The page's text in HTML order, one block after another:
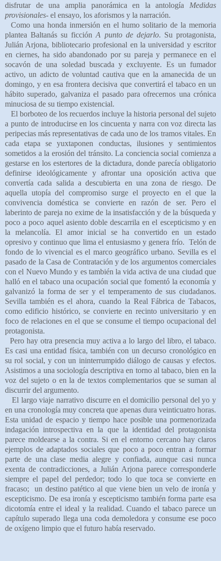
disfrutar de una amplia panorámica en la antología Medidas
provisionales- el ensayo, los aforismos y la narración.
Como una honda inmersión en el humo solitario de la memoria
plantea Baltanás su ficciónA punto de dejarlo. Su protagonista,
Julián Arjona, bibliotecario profesional en la universidad y escritor
en ciernes, ha sido abandonado por su pareja y permanece en el
socavón de una soledad buscada y excluyente. Es un fumador
activo, un adicto de voluntad cautiva que en la amanecida de un
domingo, y en esa frontera decisiva que convertirá el tabaco en un
hábito superado, galvaniza el pasado para ofrecernos una crónica
minuciosa de su tiempo existencial.
El borboteo de los recuerdos incluye la historia personal del sujeto
a punto de introducirse en los cincuenta y narra con voz directa las
peripecias más representativas de cada uno de los tramos vitales. En
cada etapa se yuxtaponen conductas, ilusiones y sentimientos
sometidos a la erosión del tránsito. La conciencia social comienza a
gestarse en los estertores de la dictadura, donde parecía obligatorio
definirse ideológicamente y afrontar una oposición activa que
convertía cada salida a descubierta en una zona de riesgo. De
aquella utopía del compromiso surge el proyecto en el que la
convivencia doméstica se convierte en razón de ser. Pero el
laberinto de pareja no exime de la insatisfacción y de la búsqueda y
poco a poco aquel asiento doble descarrila en el escepticismo y en
la melancolía. El amor inicial se ha convertido en un estado
opresivo y continuo que lima el entusiasmo y genera frío. Telón de
fondo de lo vivencial es el marco geográfico urbano. Sevilla es el
pasado de la Casa de Contratación y de los argumentos comerciales
con el Nuevo Mundo y es también la vida activa de una ciudad que
halló en el tabaco una ocupación social que fomentó la economía y
galvanizó la forma de ser y el temperamento de sus ciudadanos.
Sevilla también es el ahora, cuando la Real Fábrica de Tabacos,
como edificio histórico, se convierte en recinto universitario y en
foco de relaciones en el que se consume el tiempo ocupacional del
protagonista.
Pero hay otra presencia muy activa a lo largo del libro, el tabaco.
Es casi una entidad física, también con un decurso cronológico en
su rol social, y con un ininterrumpido diálogo de causas y efectos.
Asistimos a una sociología descriptiva en torno al tabaco, bien en la
voz del sujeto o en la de textos complementarios que se suman al
discurrir del argumento.
El largo viaje narrativo discurre en el domicilio personal del yo y
en una cronología muy concreta que apenas dura veinticuatro horas.
Esta unidad de espacio y tiempo hace posible una pormenorizada
indagación introspectiva en la que la identidad del protagonista
parece moldearse a la contra. Si en el entorno cercano hay claros
ejemplos de adaptados sociales que poco a poco entran a formar
parte de una clase media alegre y confiada, aunque casi nunca
exenta de contradicciones, a Julián Arjona parece corresponderle
siempre el papel del perdedor; todo lo que toca se convierte en
fracaso;
un destino patético al que viene bien un velo de ironía y
escepticismo. De esa ironía y escepticismo también forma parte esa
dicotomía entre el ideal y la realidad. Cuando el tabaco parece un
capítulo superado llega una coda demoledora y consume ese poco
de oxígeno limpio que el futuro había reservado.